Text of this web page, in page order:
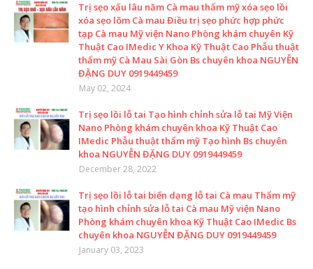
Trị sẹo xấu lâu năm Cà mau thẩm mỹ xóa sẹo lồi
xóa sẹo lõm Cà mau Điều trị sẹo phức hợp phức
tạp Cà mau Mỹ viện Nano Phòng khám chuyên Kỹ
Thuật Cao IMedic Y Khoa Kỹ Thuật Cao Phẫu thuật
thẩm mỹ Cà Mau Sài Gòn Bs chuyên khoa NGUYỄN
ĐẶNG DUY 0919449459
May 02, 2024
Trị sẹo lồi lỗ tai Tạo hình chỉnh sửa lỗ tai Mỹ Viện
Nano Phòng khám chuyên khoa Kỹ Thuật Cao
IMedic Phẫu thuật thẩm mỹ Tạo hình Bs chuyên
khoa NGUYỄN ĐẶNG DUY 0919449459
December 28, 2022
Trị sẹo lồi lỗ tai biến dạng lỗ tai Cà mau Thẩm mỹ
tạo hình chỉnh sửa lỗ tai Cà mau Mỹ viện Nano
Phòng khám chuyên khoa Kỹ Thuật Cao IMedic Bs
chuyên khoa NGUYỄN ĐẶNG DUY 0919449459
January 03, 2023